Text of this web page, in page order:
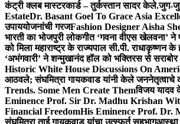
कंट्री क्लब मास्टरकार्ड – तुर्कस्तान सादर केले.जुग-
EstateDr. Basant Goel To Grace Asia
उपाययोजनांची गरजFashion Designer Aisha
भारती का भोजपुरी लोकगीत ‘गवना वीएस खेलवना’
को मिला महाराष्ट्र के राज्यपाल सी.पी. राधाकृष्णन के
‘अभंगवारी’ ने शन्मुखानंद हॉल को भक्तिरस से सराबोर
Historic White House Discussions On
आठवले; संघमित्रा गायकवाड यांनी केले जननेतृत्वाचे
Trends. Some Men Create Themविजय यादव
Eminence Prof. Sir Dr. Madhu Krishan
Financial FreedomHis Eminence Prof. Dr.